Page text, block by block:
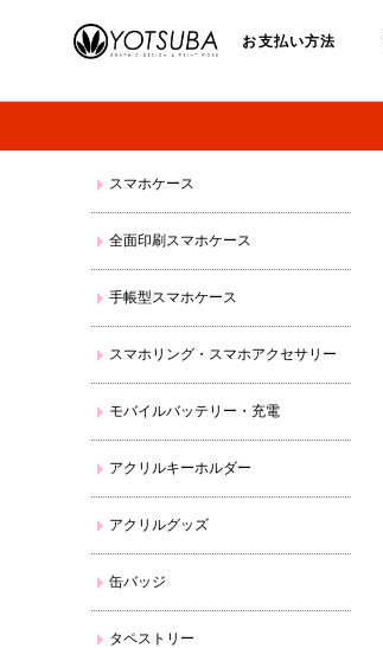
お支払い方法
スマホケース
全面印刷スマホケース
手帳型スマホケース
スマホリング・スマホアクセサリー
モバイルバッテリー・充電
アクリルキーホルダー
アクリルグッズ
缶バッジ
タペストリー